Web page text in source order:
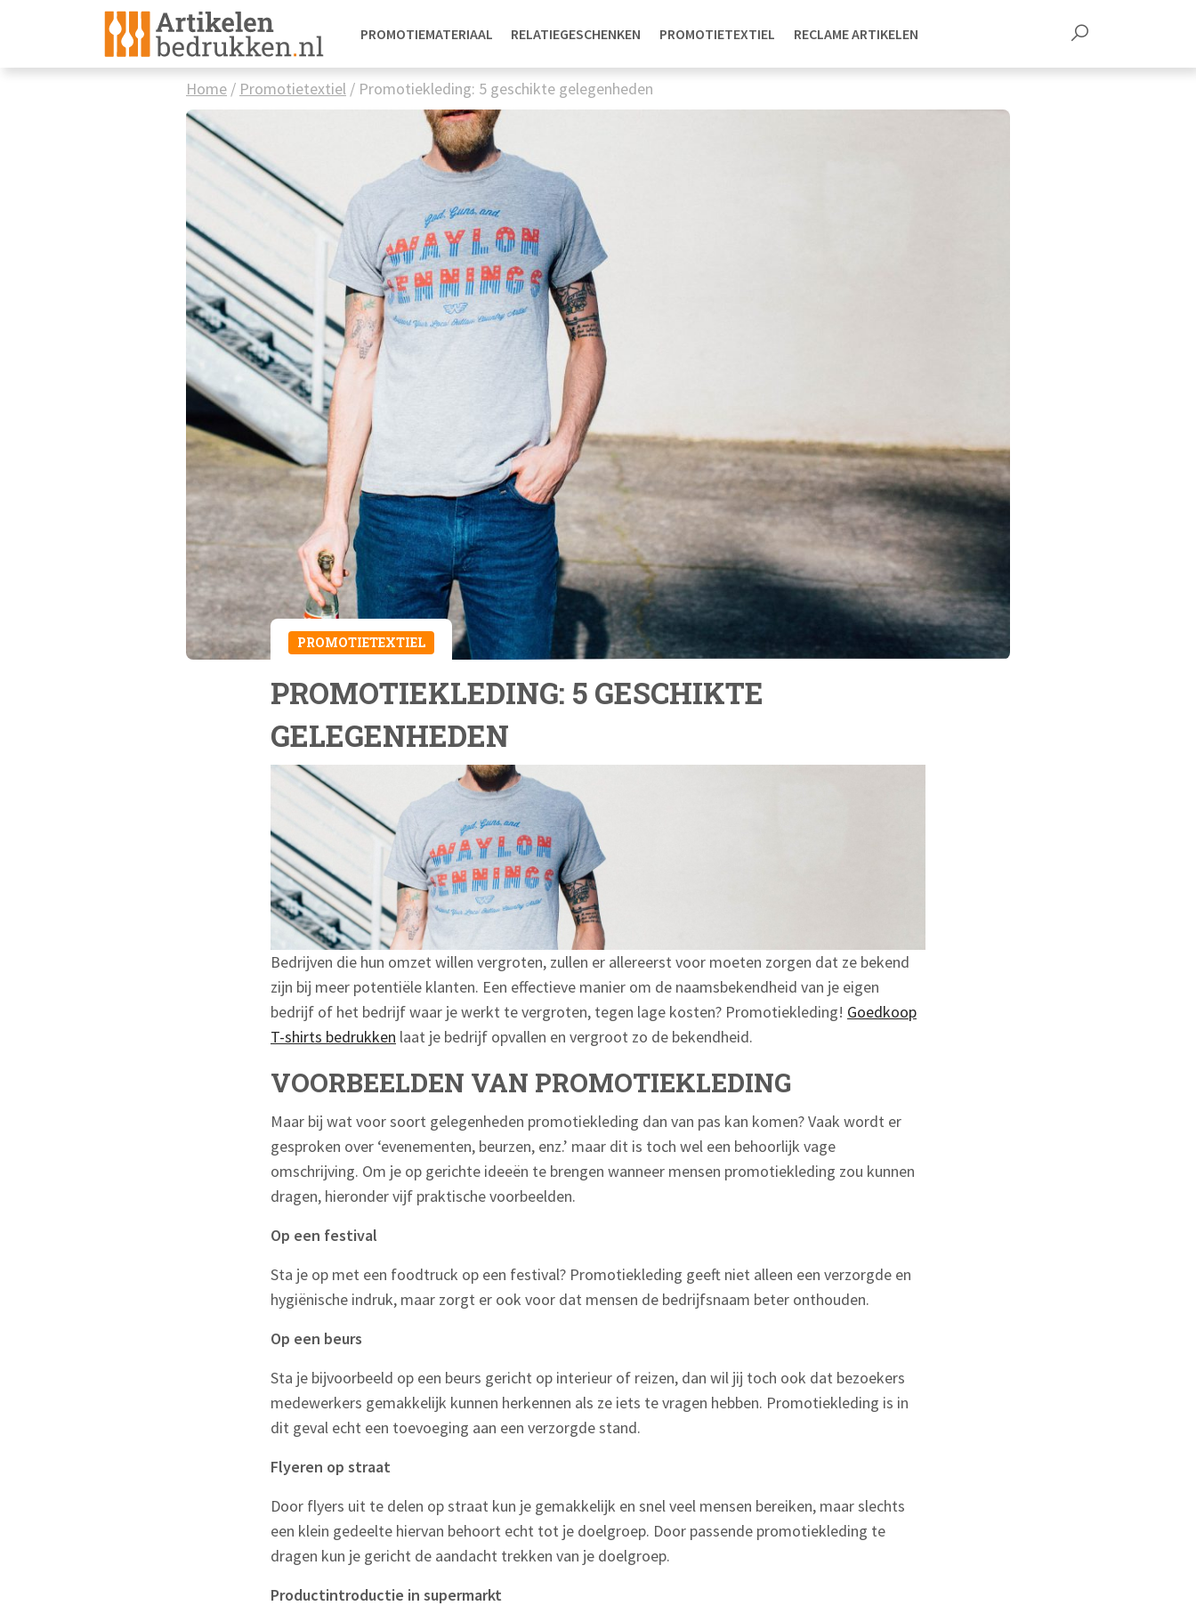
PROMOTIEMATERIAAL RELATIEGESCHENKEN PROMOTIETEXTIEL RECLAME ARTIKELEN
Home / Promotietextiel / Promotiekleding: 5 geschikte gelegenheden
PROMOTIETEXTIEL
PROMOTIEKLEDING: 5 GESCHIKTE
GELEGENHEDEN
Bedrijven die hun omzet willen vergroten, zullen er allereerst voor moeten zorgen dat ze bekend
zijn bij meer potentiële klanten. Een effectieve manier om de naamsbekendheid van je eigen
bedrijf of het bedrijf waar je werkt te vergroten, tegen lage kosten? Promotiekleding! Goedkoop
T-shirts bedrukken laat je bedrijf opvallen en vergroot zo de bekendheid.
VOORBEELDEN VAN PROMOTIEKLEDING
Maar bij wat voor soort gelegenheden promotiekleding dan van pas kan komen? Vaak wordt er
gesproken over ‘evenementen, beurzen, enz.’ maar dit is toch wel een behoorlijk vage
omschrijving. Om je op gerichte ideeën te brengen wanneer mensen promotiekleding zou kunnen
dragen, hieronder vijf praktische voorbeelden.
Op een festival
Sta je op met een foodtruck op een festival? Promotiekleding geeft niet alleen een verzorgde en
hygiënische indruk, maar zorgt er ook voor dat mensen de bedrijfsnaam beter onthouden.
Op een beurs
Sta je bijvoorbeeld op een beurs gericht op interieur of reizen, dan wil jij toch ook dat bezoekers
medewerkers gemakkelijk kunnen herkennen als ze iets te vragen hebben. Promotiekleding is in
dit geval echt een toevoeging aan een verzorgde stand.
Flyeren op straat
Door flyers uit te delen op straat kun je gemakkelijk en snel veel mensen bereiken, maar slechts
een klein gedeelte hiervan behoort echt tot je doelgroep. Door passende promotiekleding te
dragen kun je gericht de aandacht trekken van je doelgroep.
Productintroductie in supermarkt